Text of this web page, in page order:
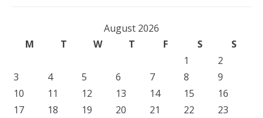
August 2026
M
T W T F S
S
1
2
3
4 5 6 7 8
9
10
11 12 13 14 15
16
17
18 19 20 21 22
23